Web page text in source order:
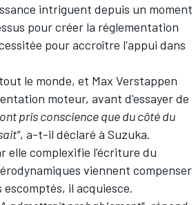
intriguent depuis un moment
pour créer la réglementation
pour accroître l'appui dans
le monde, et Max Verstappen
moteur, avant d'essayer de
pris conscience que du côté du
, a-t-il déclaré à Suzuka.
elle complexifie l'écriture du
viennent compenser
il acquiesce.